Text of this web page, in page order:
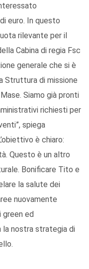
euro. In questo
rilevante per il
Cabina di regia Fsc
generale che si è
Struttura di missione
Siamo già pronti
richiesti per
spiega
è chiaro:
Questo è un altro
Bonificare Tito e
la salute dei
nuovamente
ed
la nostra strategia di